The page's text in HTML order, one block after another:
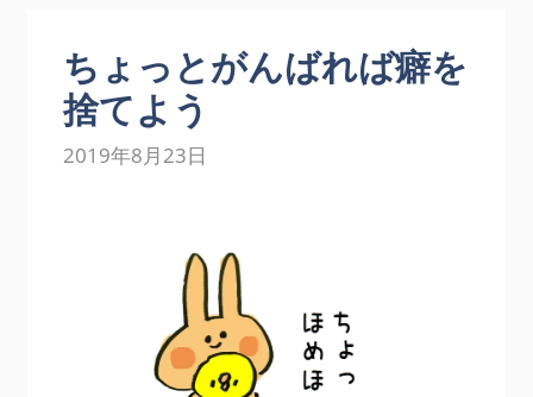
ちょっとがんばれば癖を
捨てよう
2019年8月23日